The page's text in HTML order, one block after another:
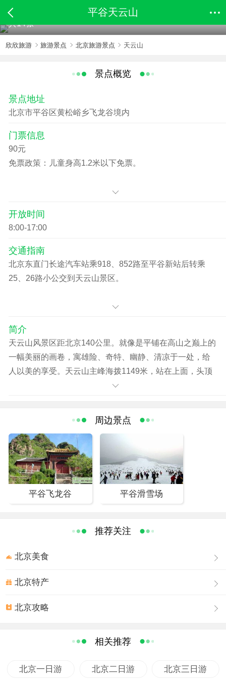
平谷天云山
共14张
欣欣旅游 旅游景点 北京旅游景点 天云山
景点概览
景点地址
北京市平谷区黄松峪乡飞龙谷境内
门票信息
90元
免票政策：儿童身高1.2米以下免票。
开放时间
8:00-17:00
交通指南
北京东直门长途汽车站乘918、852路至平谷新站后转乘
25、26路小公交到天云山景区。
简介
天云山风景区距北京140公里。就像是平铺在高山之巅上的
一幅美丽的画卷，寓雄险、奇特、幽静、清凉于一处，给
人以美的享受。天云山主峰海拨1149米，站在上面，头顶
蓝天，手托白云，举目远眺，一揽众山小。
陡壁与山林幽谷，插云古峰与连绵阡陌，塞外风光与关内
秀色，东可观雾灵六月积雪，南可眺华北璀璨明珠，西可
望敌楼云中耸立，北可看塞外万里群峰。反差是如此的强
烈，融合又是如此和谐。正是这种奇特的情景，造就了这
一多彩的世界。
天云山风景区的双道长城由西侧点将楼向东延伸，合围成
是一处难得的天然公园。“神鹿石”、“鸳鸯石”、“石猴迎宾”等
峰兀立，奇异嶙峋。“云中楼”、“锁雾楼”、“点将楼”高耸云
周边景点
平谷飞龙谷 平谷滑雪场
推荐关注
北京美食
北京特产
北京攻略
相关推荐
北京一日游 北京二日游 北京三日游